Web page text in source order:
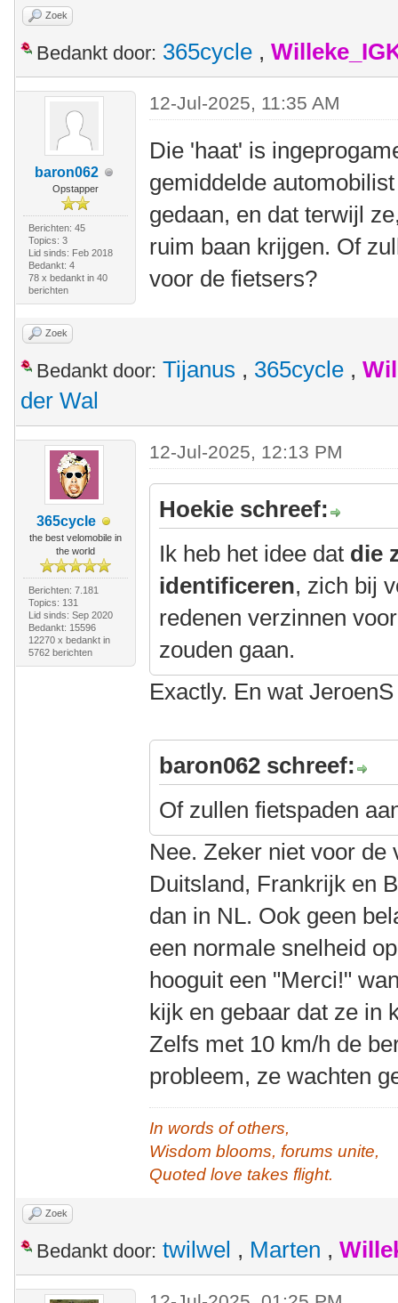
Zoek
Bedankt door: 365cycle ,
baron062
Opstapper
Berichten: 45
Topics: 3
Lid sinds: Feb 2018
Bedankt: 4
78 x bedankt in 40
berichten
12-Jul-2025, 11:35 AM
Die 'haat' is
gemiddelde
gedaan, en dat terwijl
ruim baan krijgen. Of
voor de fietsers?
Zoek
Bedankt door: Tijanus , 365cycle ,
der Wal
365cycle
the best velomobile in
the world
Berichten: 7.181
Topics: 131
Lid sinds: Sep 2020
Bedankt: 15596
12270 x bedankt in
5762 berichten
12-Jul-2025, 12:13 PM
Hoekie schreef:
Ik heb het idee dat die
identificeren, zich bij
redenen verzinnen
zouden gaan.
Exactly. En wat
baron062 schreef:
Of zullen fietspaden
Nee. Zeker niet voor de
Duitsland, Frankrijk en
dan in NL. Ook geen
een normale snelheid
hooguit een "Merci!"
kijk en gebaar dat ze in
Zelfs met 10 km/h de
probleem, ze wachten
In words of others,
Wisdom blooms, forums unite,
Quoted love takes flight.
Zoek
Bedankt door: twilwel , Marten ,